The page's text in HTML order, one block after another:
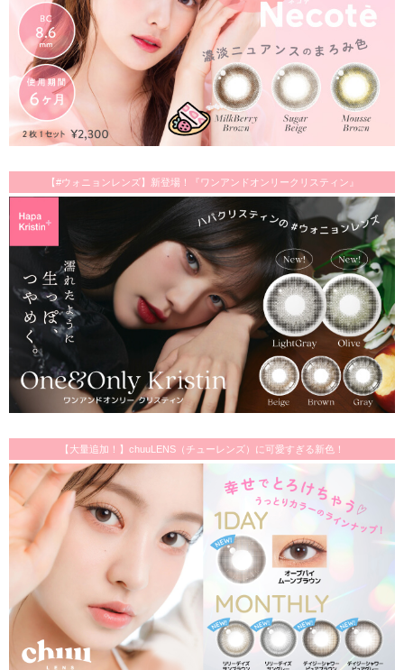
【#ウォニョンレンズ】新登場！『ワンアンドオンリークリスティン』
【大量追加！】chuuLENS（チューレンズ）に可愛すぎる新色！